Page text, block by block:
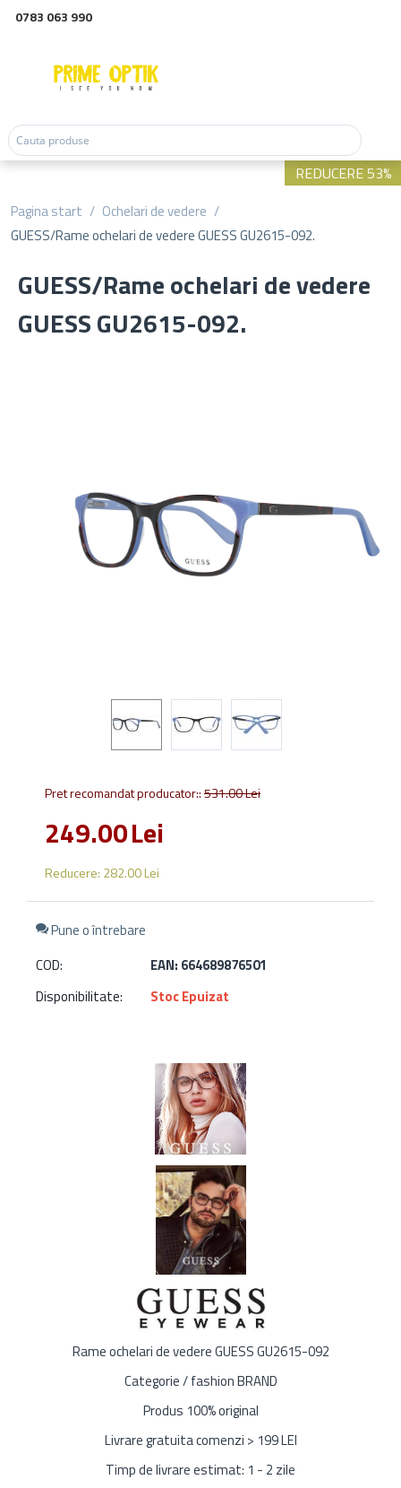
0783 063 990
Pagina start / Ochelari de vedere /
GUESS/Rame ochelari de vedere GUESS GU2615-092.
GUESS/Rame ochelari de vedere
GUESS GU2615-092.
Pret recomandat producator::531.00Lei
249.00Lei
Reducere: 282.00Lei
REDUCERE 53%
Pune o întrebare
COD:
EAN: 664689876501
Disponibilitate:
Stoc Epuizat
Rame ochelari de vedere GUESS GU2615-092
Categorie / fashion BRAND
Produs 100% original
Livrare gratuita comenzi > 199 LEI
Timp de livrare estimat: 1 - 2 zile